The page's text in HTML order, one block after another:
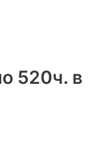
520ч. в